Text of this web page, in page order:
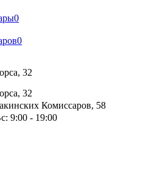
0
0
32
32
Комиссаров, 58
9:00 - 19:00